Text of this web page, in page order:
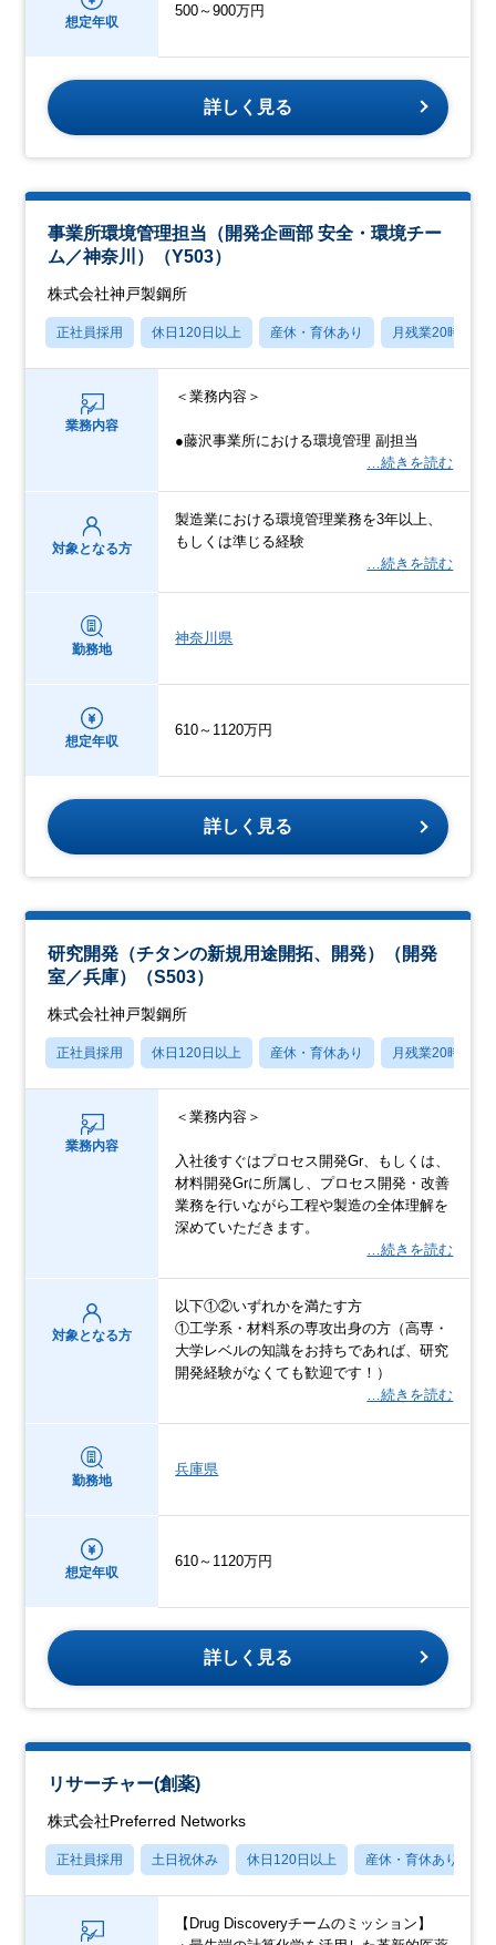
想定年収
500～900万円
詳しく見る
事業所環境管理担当（開発企画部 安全・環境チー
ム／神奈川）（Y503）
株式会社神戸製鋼所
正社員採用 休日120日以上 産休・育休あり 月残業20時間以
業務内容
＜業務内容＞
●藤沢事業所における環境管理 副担当
…続きを読む
対象となる方
製造業における環境管理業務を3年以上、
もしくは準じる経験
…続きを読む
勤務地
神奈川県
想定年収
610～1120万円
詳しく見る
研究開発（チタンの新規用途開拓、開発）（開発
室／兵庫）（S503）
株式会社神戸製鋼所
正社員採用 休日120日以上 産休・育休あり 月残業20時間以
業務内容
＜業務内容＞
入社後すぐはプロセス開発Gr、もしくは、
材料開発Grに所属し、プロセス開発・改善
業務を行いながら工程や製造の全体理解を
深めていただきます。
…続きを読む
対象となる方
以下①②いずれかを満たす方
①工学系・材料系の専攻出身の方（高専・
大学レベルの知識をお持ちであれば、研究
開発経験がなくても歓迎です！）
…続きを読む
勤務地
兵庫県
想定年収
610～1120万円
詳しく見る
リサーチャー(創薬)
株式会社Preferred Networks
正社員採用 土日祝休み 休日120日以上 産休・育休あり
【Drug Discoveryチームのミッション】